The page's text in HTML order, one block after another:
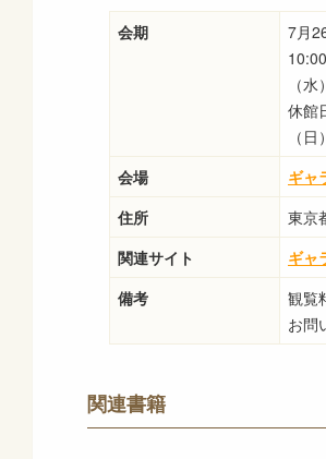
会期
7月
（
休館
（
会場
ギャ
住所
東京
関連サイト
ギャ
備考
観覧
お問
関連書籍